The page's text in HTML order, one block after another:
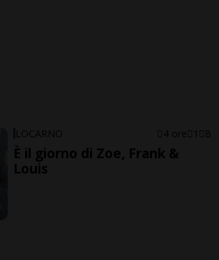
LOCARNO 4 ore 1 8
È il giorno di Zoe, Frank &
Louis